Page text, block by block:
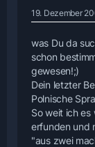
19. Dezember
was Du da
schon
gewesen!;)
Dein letzter
Polnische
So weit ich es
erfunden und
"aus zwei